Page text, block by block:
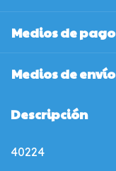
Medios de pago
Medios de envío
Descripción
40224